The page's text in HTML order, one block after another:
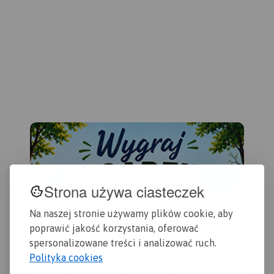
Strona używa ciasteczek
Na naszej stronie używamy plików cookie, aby
poprawić jakość korzystania, oferować
spersonalizowane treści i analizować ruch.
Polityka cookies